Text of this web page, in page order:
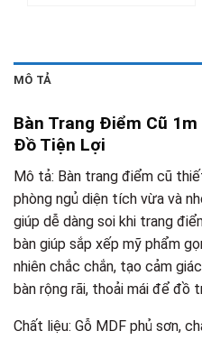
MÔ TẢ
Bàn Trang Điểm Cũ
Đồ Tiện Lợi
Mô tả: Bàn trang điểm cũ
phòng ngủ diện tích vừa và
giúp dễ dàng soi khi trang
bàn giúp sắp xếp mỹ phẩm
nhiên chắc chắn, tạo cảm
bàn rộng rãi, thoải mái để đồ
Chất liệu: Gỗ MDF phủ sơn,